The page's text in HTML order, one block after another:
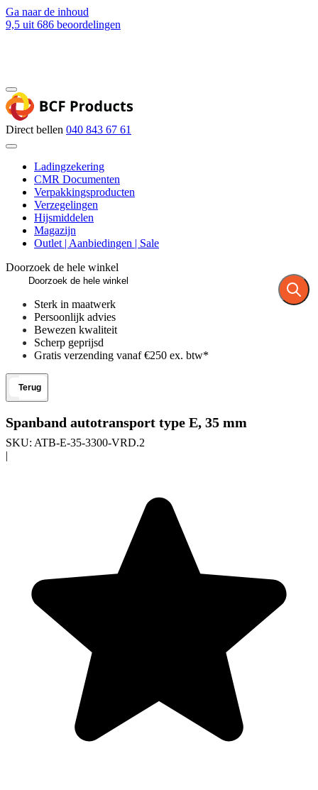
Ga naar de inhoud
9,5 uit 686 beoordelingen
Direct bellen 040 843 67 61
Ladingzekering
CMR Documenten
Verpakkingsproducten
Verzegelingen
Hijsmiddelen
Magazijn
Outlet | Aanbiedingen | Sale
Doorzoek de hele winkel
Sterk in maatwerk
Persoonlijk advies
Bewezen kwaliteit
Scherp geprijsd
Gratis verzending vanaf €250 ex. btw*
Terug
Spanband autotransport type E, 35 mm
SKU: ATB-E-35-3300-VRD.2
|